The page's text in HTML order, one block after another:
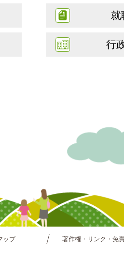
就
行
ップ 著作権・リンク・免